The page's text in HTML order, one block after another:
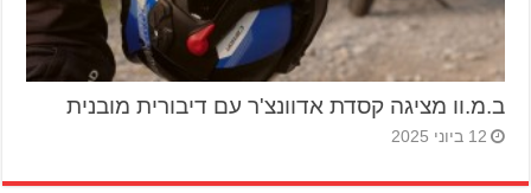
ב.מ.וו מציגה קסדת אדוונצ'ר עם דיבורית מובנית
12 ביוני 2025